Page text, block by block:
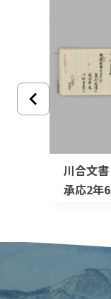
川合文書
承応2年